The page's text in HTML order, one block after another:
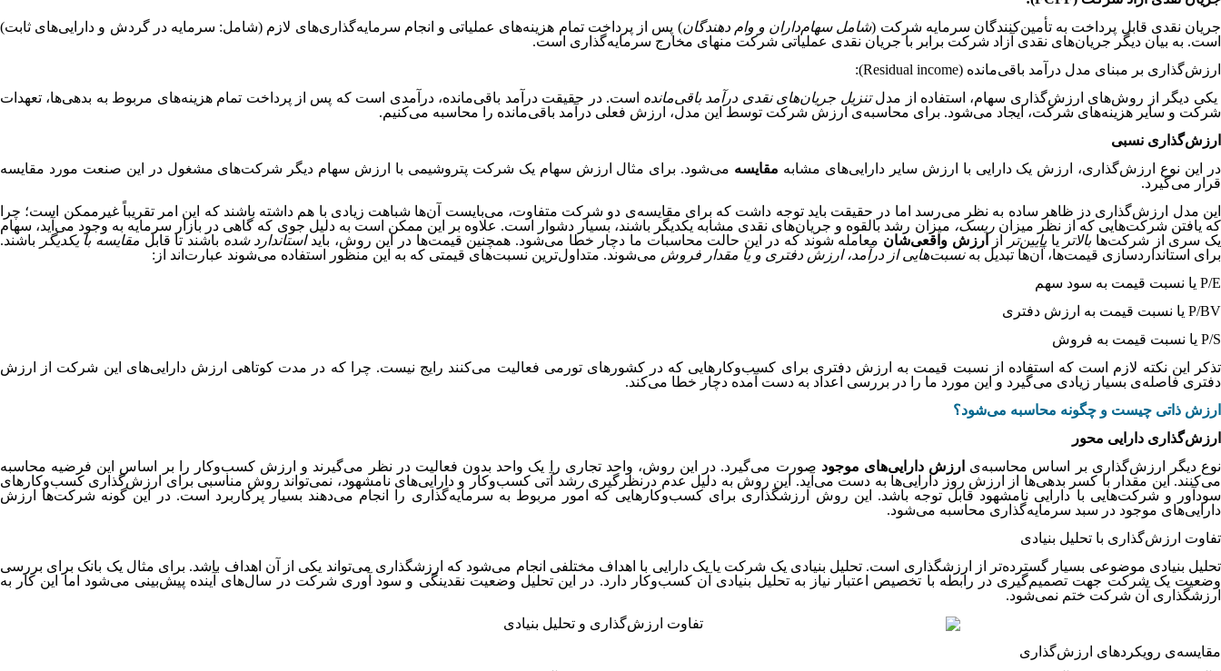
جریان نقدی قابل پرداخت به تأمین‌کنندگان سرمایه شرکت (شامل سهام‌داران و وام دهندگان) پس از پرداخت تمام هزینه‌های عملیاتی و انجام سرمایه‌گذاری‌های لازم (شامل: سرمایه در گردش و دارایی‌های ثابت)
است. به بیان دیگر جریان‌های نقدی آزاد شرکت برابر با جریان نقدی عملیاتی شرکت منهای مخارج سرمایه‌گذاری است.
ارزش‌گذاری بر مبنای مدل درآمد باقی‌مانده (Residual income):
یکی دیگر از روش‌های ارزش‌گذاری سهام، استفاده از مدلتنزیل جریان‌های نقدی درآمد باقی‌مانده است. در حقیقت درآمد باقی‌مانده، درآمدی است که پس از پرداخت تمام هزینه‌های مربوط به بدهی‌ها، تعهدات
شرکت و سایر هزینه‌های شرکت، ایجاد می‌شود. برای محاسبه‌ی ارزش شرکت توسط این مدل، ارزش فعلی درآمد باقی‌مانده را محاسبه می‌کنیم.
ارزش‌گذاری نسبی
در این نوع ارزش‌گذاری، ارزش یک دارایی با ارزش سایر دارایی‌های مشابه مقایسه می‌شود. برای مثال ارزش سهام یک شرکت پتروشیمی با ارزش سهام دیگر شرکت‌های مشغول در این صنعت مورد مقایسه
قرار می‌گیرد.
این مدل ارزش‌گذاری دز ظاهر ساده به نظر می‌رسد اما در حقیقت باید توجه داشت که برای مقایسه‌ی دو شرکت متفاوت، می‌بایست آن‌ها شباهت زیادی با هم داشته باشند که این امر تقریباً غیرممکن است؛ چرا
که یافتن شرکت‌هایی که از نظر میزانریسک، میزان رشد بالقوه و جریان‌های نقدی مشابه یکدیگر باشند، بسیار دشوار است. علاوه بر این ممکن است به دلیل جوی که گاهی در بازار سرمایه به وجود می‌آید، سهام
یک سری از شرکت‌هابالاتر یاپایین‌تر از ارزش واقعی‌شان معامله شوند که در این حالت محاسبات ما دچار خطا می‌شود. همچنین قیمت‌ها در این روش، بایداستاندارد شده باشند تا قابل مقایسه با یکدیگر باشند.
برای استانداردسازی قیمت‌ها، آن‌ها تبدیل بهنسبت‌هایی از درآمد، ارزش دفتری و یا مقدار فروش می‌شوند. متداول‌ترین نسبت‌های قیمتی که به این منظور استفاده می‌شوند عبارت‌اند از:
P/E یا نسبت قیمت به سود سهم
P/BV یا نسبت قیمت به ارزش دفتری
P/S یا نسبت قیمت به فروش
تذکر این نکته لازم است که استفاده از نسبت قیمت به ارزش دفتری برای کسب‌وکارهایی که در کشورهای تورمی فعالیت می‌کنند رایج نیست. چرا که در مدت کوتاهی ارزش دارایی‌های این شرکت از ارزش
دفتری فاصله‌ی بسیار زیادی می‌گیرد و این مورد ما را در بررسی اعداد به دست آمده دچار خطا می‌کند.
ارزش ذاتی چیست و چگونه محاسبه می‌شود؟
ارزش‌گذاری دارایی محور
نوع دیگر ارزش‌گذاری بر اساس محاسبه‌ی ارزش دارایی‌های موجود صورت می‌گیرد. در این روش، واحد تجاری را یک واحد بدون فعالیت در نظر می‌گیرند و ارزش کسب‌وکار را بر اساس این فرضیه محاسبه
می‌کنند. این مقدار با کسر بدهی‌ها از ارزش روز دارایی‌ها به دست می‌آید. این روش به دلیل عدم درنظرگیریر شد آتی کسب‌وکار و دارایی‌های نامشهود، نمی‌تواند روش مناسبی برای ارزش‌گذاری کسب‌وکارهای
سودآور و شرکت‌هایی با دارایی نامشهود قابل توجه باشد. این روش ارزشگذاری برای کسب‌وکارهایی که امور مربوط به سرمایه‌گذاری را انجام می‌دهند بسیار پرکاربرد است. در این گونه شرکت‌ها ارزش
دارایی‌های موجود در سبد سرمایه‌گذاری محاسبه می‌شود.
تفاوت ارزش‌گذاری با تحلیل بنیادی
تحلیل بنیادی موضوعی بسیار گسترده‌تر از ارزشگذاری است. تحلیل بنیادی یک شرکت یا یک دارایی با اهداف مختلفی انجام می‌شود که ارزشگذاری می‌تواند یکی از آن اهداف باشد. برای مثال یک بانک برای بررسی
وضعیت یک شرکت جهت تصمیم‌گیری در رابطه با تخصیص اعتبار نیاز به تحلیل بنیادی آن کسب‌وکار دارد. در این تحلیل وضعیت نقدینگی و سود آوری شرکت در سال‌های آینده پیش‌بینی می‌شود اما این کار به
ارزشگذاری آن شرکت ختم نمی‌شود.
مقایسه‌‌ی رویکردهای ارزش‌گذاری